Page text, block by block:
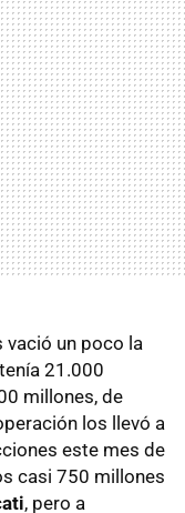
vació un poco la
21.000
millones, de
los llevó a
este mes de
casi 750 millones
, pero a